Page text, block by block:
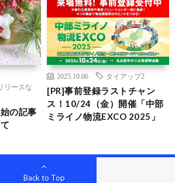
リースな
の記事
2025.10.06 タイアップ2
[PR]事前登録ラストチャン
ス！10/24（金）開催「中部
ミライノ物流EXCO 2025」
Back to Top